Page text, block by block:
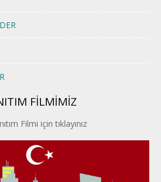
FİLMİMİZ
Filmi için tıklayınız